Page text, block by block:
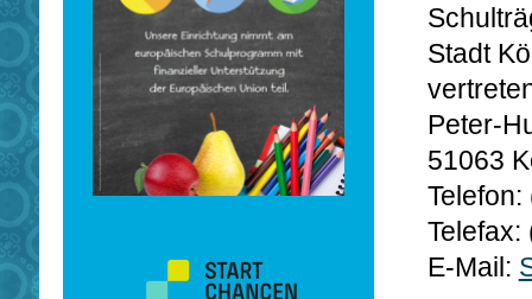
Stadt
Peter-
51063
Telefax:
E-Mail: